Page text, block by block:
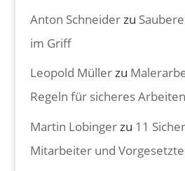
Anton Schneiderzu
im Griff
Leopold Müllerzu
Regeln für sicheres Arbeiten
Martin Lobingerzu 11
Mitarbeiter und